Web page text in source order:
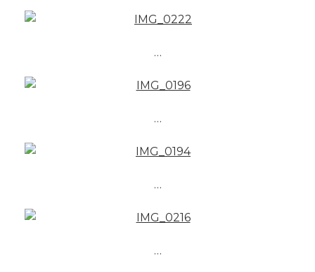
…
…
…
…